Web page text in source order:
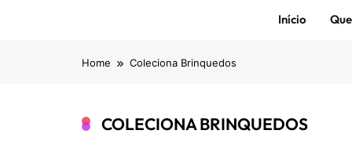
Início
Home Coleciona Brinquedos
COLECIONA BRINQUEDOS